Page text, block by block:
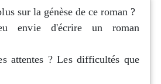
sur la génèse de ce roman ?
envie d'écrire un roman
attentes ? Les difficultés que